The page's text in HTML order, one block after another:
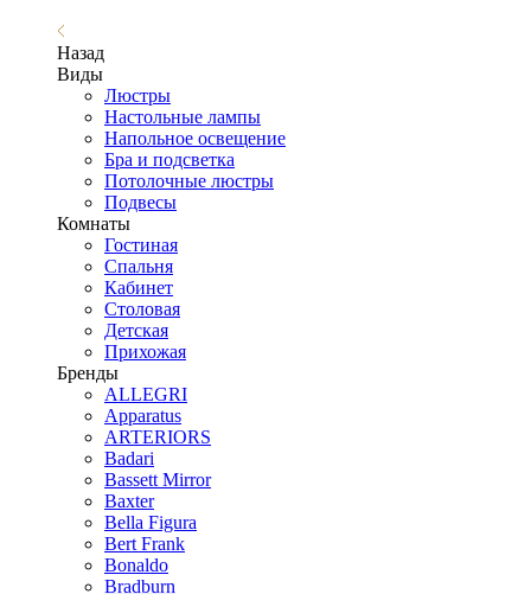
Назад
Виды
Люстры
Настольные лампы
Напольное освещение
Бра и подсветка
Потолочные люстры
Подвесы
Комнаты
Гостиная
Спальня
Кабинет
Столовая
Детская
Прихожая
Бренды
ALLEGRI
Apparatus
ARTERIORS
Badari
Bassett Mirror
Baxter
Bella Figura
Bert Frank
Bonaldo
Bradburn